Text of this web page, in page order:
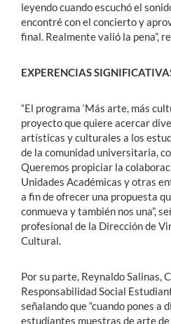
leyendo cuando escuchó el
encontré con el concierto y
final. Realmente valió la pena”,
EXPERENCIAS
“El programa ‘Más arte, más
proyecto que quiere acercar
artísticas y culturales a los
de la comunidad universitaria,
Queremos propiciar la
Unidades Académicas y otras
a fin de ofrecer una propuesta
conmueva y también nos una”,
profesional de la Dirección de
Cultural.
Por su parte, Reynaldo Salinas,
Responsabilidad Social
señalando que “cuando pones a
estudiantes muestras de arte